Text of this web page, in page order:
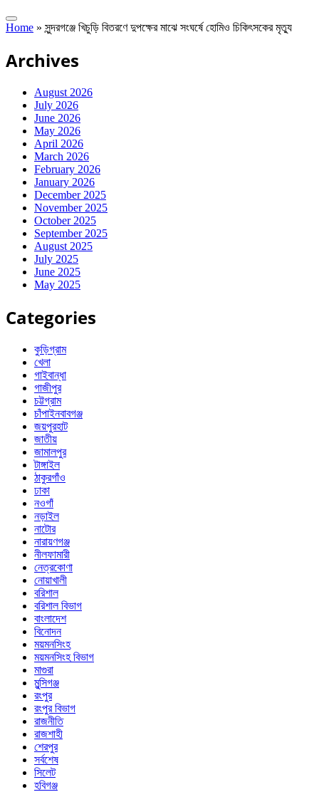
Home » সুন্দরগঞ্জে খিচুড়ি বিতরণে দুপক্ষের মাঝে সংঘর্ষে হোমিও চিকিৎসকের মৃত্যু
Archives
August 2026
July 2026
June 2026
May 2026
April 2026
March 2026
February 2026
January 2026
December 2025
November 2025
October 2025
September 2025
August 2025
July 2025
June 2025
May 2025
Categories
কুড়িগ্রাম
খেলা
গাইবান্ধা
গাজীপুর
চট্টগ্রাম
চাঁপাইনবাবগঞ্জ
জয়পুরহাট
জাতীয়
জামালপুর
টাঙ্গাইল
ঠাকুরগাঁও
ঢাকা
নওগাঁ
নড়াইল
নাটোর
নারায়ণগঞ্জ
নীলফামারী
নেত্রকোণা
নোয়াখালী
বরিশাল
বরিশাল বিভাগ
বাংলাদেশ
বিনোদন
ময়মনসিংহ
ময়মনসিংহ বিভাগ
মাগুরা
মুন্সিগঞ্জ
রংপুর
রংপুর বিভাগ
রাজনীতি
রাজশাহী
শেরপুর
সর্বশেষ
সিলেট
হবিগঞ্জ